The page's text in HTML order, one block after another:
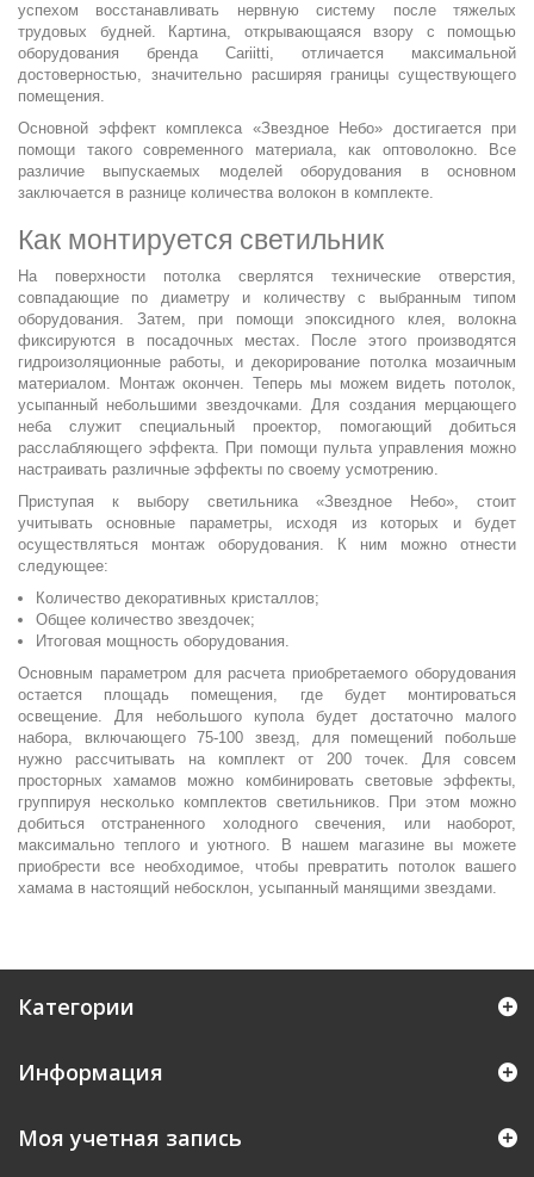
успехом восстанавливать нервную систему после тяжелых
трудовых будней. Картина, открывающаяся взору с помощью
оборудования бренда Cariitti, отличается максимальной
достоверностью, значительно расширяя границы существующего
помещения.
Основной эффект комплекса «Звездное Небо» достигается при
помощи такого современного материала, как оптоволокно. Все
различие выпускаемых моделей оборудования в основном
заключается в разнице количества волокон в комплекте.
Как монтируется светильник
На поверхности потолка сверлятся технические отверстия,
совпадающие по диаметру и количеству с выбранным типом
оборудования. Затем, при помощи эпоксидного клея, волокна
фиксируются в посадочных местах. После этого производятся
гидроизоляционные работы, и декорирование потолка мозаичным
материалом. Монтаж окончен. Теперь мы можем видеть потолок,
усыпанный небольшими звездочками. Для создания мерцающего
неба служит специальный проектор, помогающий добиться
расслабляющего эффекта. При помощи пульта управления можно
настраивать различные эффекты по своему усмотрению.
Приступая к выбору светильника «Звездное Небо», стоит
учитывать основные параметры, исходя из которых и будет
осуществляться монтаж оборудования. К ним можно отнести
следующее:
Количество декоративных кристаллов;
Общее количество звездочек;
Итоговая мощность оборудования.
Основным параметром для расчета приобретаемого оборудования
остается площадь помещения, где будет монтироваться
освещение. Для небольшого купола будет достаточно малого
набора, включающего 75-100 звезд, для помещений побольше
нужно рассчитывать на комплект от 200 точек. Для совсем
просторных хамамов можно комбинировать световые эффекты,
группируя несколько комплектов светильников. При этом можно
добиться отстраненного холодного свечения, или наоборот,
максимально теплого и уютного. В нашем магазине вы можете
приобрести все необходимое, чтобы превратить потолок вашего
хамама в настоящий небосклон, усыпанный манящими звездами.
Категории
Информация
Моя учетная запись